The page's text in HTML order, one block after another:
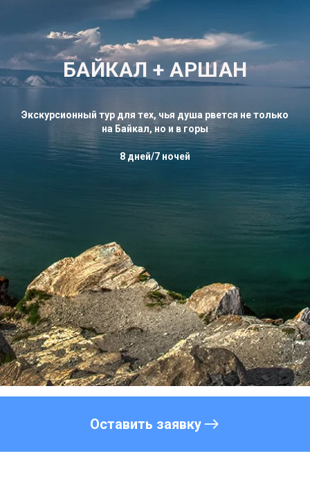
БАЙКАЛ + АРШАН
Экскурсионный тур для тех, чья душа рвется не только
на Байкал, но и в горы
8 дней/7 ночей
Оставить заявку